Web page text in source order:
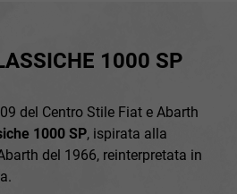
1000 SP
del Centro Stile Fiat e Abarth
1000 SP, ispirata alla
del 1966, reinterpretata in